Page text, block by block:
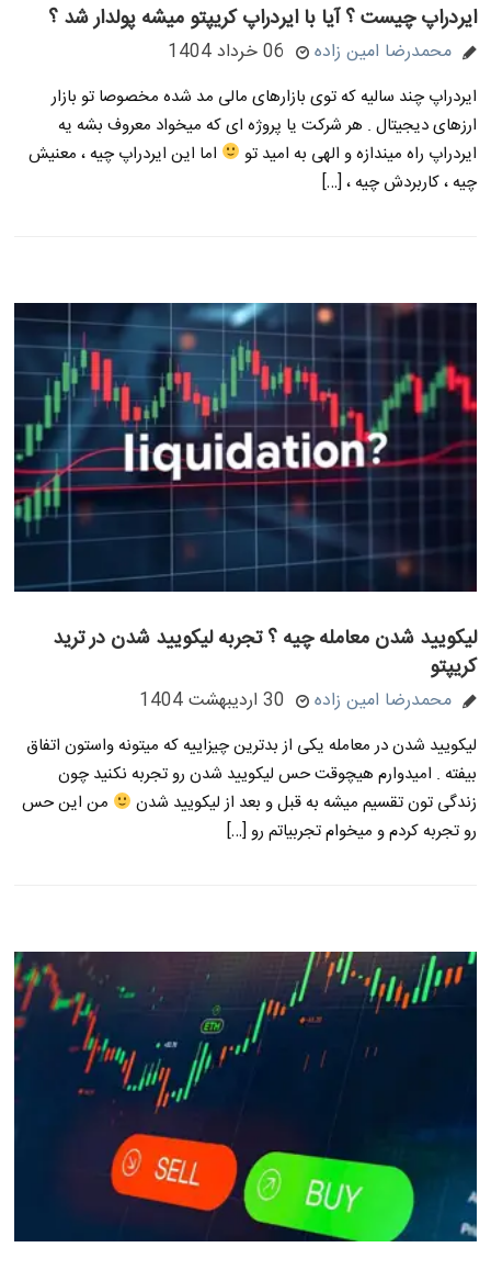
ایردراپ چیست ؟ آیا با ایردراپ کریپتو میشه پولدار شد ؟
محمدرضا امین زاده 06 خرداد 1404
ایردراپ چند سالیه که توی بازارهای مالی مد شده مخصوصا تو بازار
ارزهای دیجیتال . هر شرکت یا پروژه ای که میخواد معروف بشه یه
ایردراپ راه میندازه و الهی به امید تو
اما این ایردراپ چیه ، معنیش
چیه ، کاربردش چیه ، […]
لیکویید شدن معامله چیه ؟ تجربه لیکویید شدن در ترید
کریپتو
محمدرضا امین زاده 30 اردیبهشت 1404
لیکویید شدن در معامله یکی از بدترین چیزاییه که میتونه واستون اتفاق
بیفته . امیدوارم هیچوقت حس لیکویید شدن رو تجربه نکنید چون
زندگی تون تقسیم میشه به قبل و بعد از لیکویید شدن
من این حس
رو تجربه کردم و میخوام تجربیاتم رو […]